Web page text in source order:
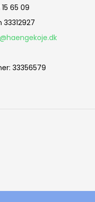
65 09
: 33356579